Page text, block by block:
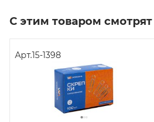
С этим товаром смотрят
Арт.15-1398